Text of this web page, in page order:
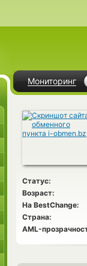
Мониторинг
Статус:
Возраст:
На BestChange:
Страна:
AML-